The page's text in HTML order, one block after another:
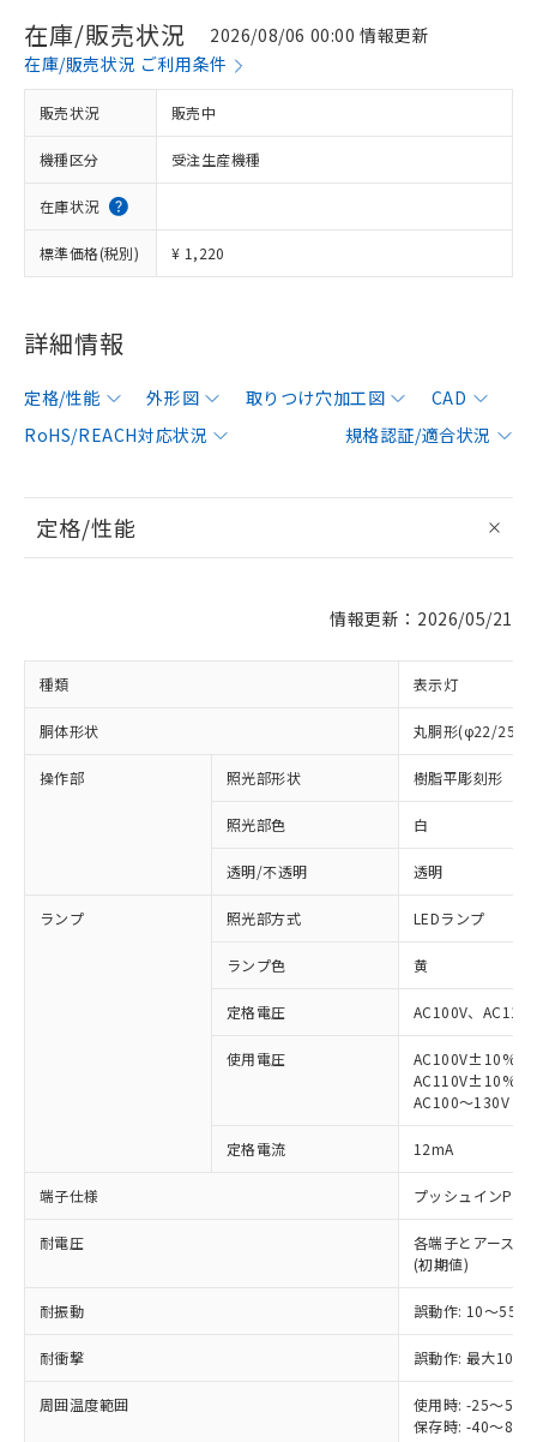
在庫/販売状況
2026/08/06 00:00 情報更新
在庫/販売状況 ご利用条件
販売状況 販売中
機種区分 受注生産機種
在庫状況
標準価格(税別) ¥ 1,220
詳細情報
定格/性能 外形図 取りつけ穴加工図
CAD
RoHS/REACH対応状況
規格認証/適合状況
定格/性能
情報更新：2026/05/21
種類 表示灯
胴体形状 丸胴形(φ22/
操作部 照光部形状 樹脂平彫刻形
照光部色 白
透明/不透明 透明
ランプ 照光部方式 LEDランプ
ランプ色 黄
定格電圧 AC100V、
使用電圧
AC100V±10%
AC110V±10%
AC100～130V
定格電流 12mA
端子仕様 プッシュインPlus
耐電圧
各端子とアース
(初期値)
耐振動 誤動作: 10～
耐衝撃 誤動作: 最大
周囲温度範囲
使用時: -25～55℃
保存時: -40～80℃
ご利用条件
以下の条件をお読みいただき、同意のうえ
本サービスは、当社制御機器事業取扱
商品の当社在庫状況および標準価格
(税抜)を提供させていただくもので
対応済み：EU RoHS指令（10物質）の
非含有に対応した製品が提供可能な商品で
対応予定：EU RoHS指令（10物質）の非含
有に対応した製品に切り替える予定のある
対応予定なし：EU RoHS指令（10物質）の
非含有に非対応の商品で、対応品を出す予
調査・確認中：EU RoHS指令（10物質）の
非含有の対応状況を調査中または確認中の
非該当品：ライセンス料など無形物で、有
「○」：最大均質材料含有率が中国RoHSの